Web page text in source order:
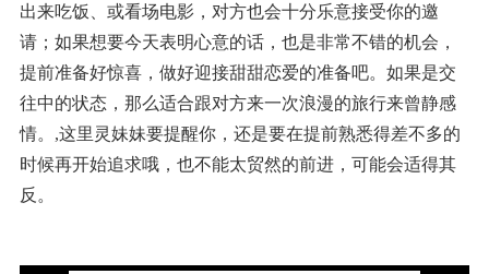
出来吃饭、或看场电影，对方也会十分乐意接受你的邀
请；如果想要今天表明心意的话，也是非常不错的机会，
提前准备好惊喜，做好迎接甜甜恋爱的准备吧。如果是交
往中的状态，那么适合跟对方来一次浪漫的旅行来曾静感
情。,这里灵妹妹要提醒你，还是要在提前熟悉得差不多的
时候再开始追求哦，也不能太贸然的前进，可能会适得其
反。